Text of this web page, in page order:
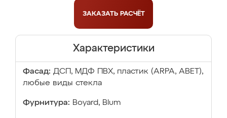
ЗАКАЗАТЬ РАСЧЁТ
Характеристики
Фасад: ДСП, МДФ ПВХ, пластик (ARPA, ABET),
любые виды стекла
Фурнитура: Boyard, Blum